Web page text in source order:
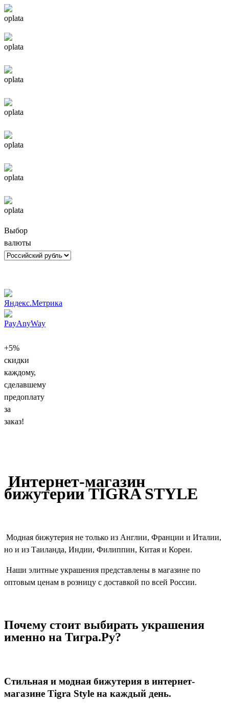
Выбор
валюты
+5%
скидки
каждому,
сделавшему
предоплату
за
заказ!
Интернет-магазин
бижутерии TIGRA STYLE
Модная бижутерия не только из Англии, Франции и Италии,
но и из Таиланда, Индии, Филиппин, Китая и Кореи.
Наши элитные украшения представлены в магазине по
оптовым ценам в розницу с доставкой по всей России.
Почему стоит выбирать украшения
именно на Тигра.Ру?
Стильная и модная бижутерия в интернет-
магазине Tigra Style на каждый день.